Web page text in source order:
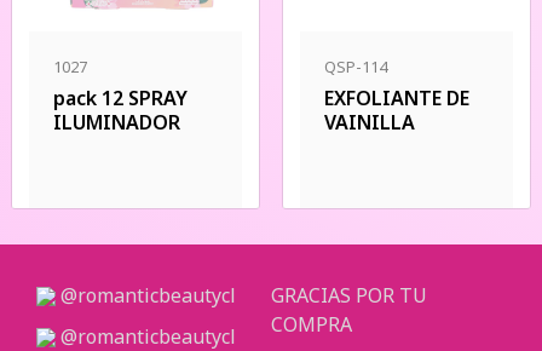
1027
pack 12 SPRAY
ILUMINADOR
QSP-114
EXFOLIANTE DE
VAINILLA
@romanticbeautycl
@romanticbeautycl
GRACIAS POR TU
COMPRA